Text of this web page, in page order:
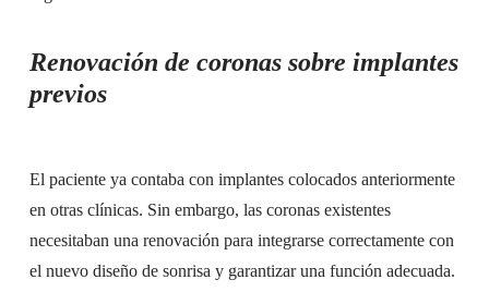
Renovación de coronas sobre implantes
previos
El paciente ya contaba con implantes colocados anteriormente
en otras clínicas. Sin embargo, las coronas existentes
necesitaban una renovación para integrarse correctamente con
el nuevo diseño de sonrisa y garantizar una función adecuada.